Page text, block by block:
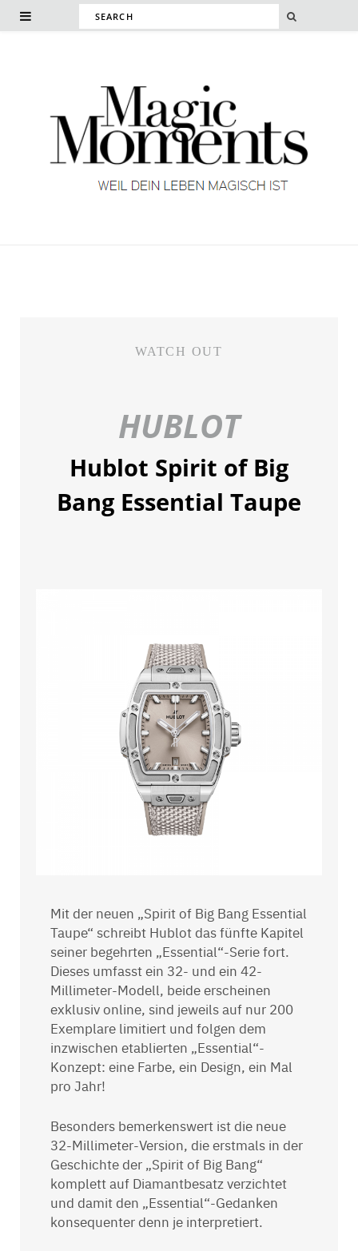
WATCH OUT
HUBLOT
Hublot Spirit of Big
Bang Essential Taupe
Mit der neuen „Spirit of Big Bang Essential
Taupe“ schreibt Hublot das fünfte Kapitel
seiner begehrten „Essential“-Serie fort.
Dieses umfasst ein 32- und ein 42-
Millimeter-Modell, beide erscheinen
exklusiv online, sind jeweils auf nur 200
Exemplare limitiert und folgen dem
inzwischen etablierten „Essential“-
Konzept: eine Farbe, ein Design, ein Mal
pro Jahr!
Besonders bemerkenswert ist die neue
32-Millimeter-Version, die erstmals in der
Geschichte der „Spirit of Big Bang“
komplett auf Diamantbesatz verzichtet
und damit den „Essential“-Gedanken
konsequenter denn je interpretiert.